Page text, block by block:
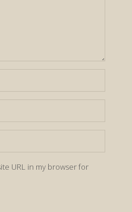
URL in my browser for